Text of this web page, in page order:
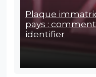
Plaque
pays :
identifier